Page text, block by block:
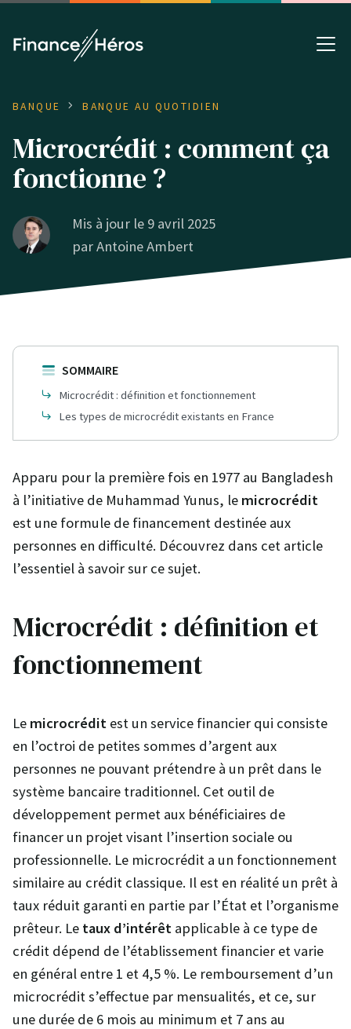
BANQUE BANQUE AU QUOTIDIEN
Microcrédit : comment ça
fonctionne ?
Mis à jour le 9 avril 2025
parAntoine Ambert
SOMMAIRE
Microcrédit : définition et fonctionnement
Les types de microcrédit existants en France
Apparu pour la première fois en 1977 au Bangladesh
à l’initiative de Muhammad Yunus, le microcrédit
est une formule de financement destinée aux
personnes en difficulté. Découvrez dans cet article
l’essentiel à savoir sur ce sujet.
Microcrédit : définition et
fonctionnement
Le microcrédit est un service financier qui consiste
en l’octroi de petites sommes d’argent aux
personnes ne pouvant prétendre à un prêt dans le
système bancaire traditionnel. Cet outil de
développement permet aux bénéficiaires de
financer un projet visant l’insertion sociale ou
professionnelle. Le microcrédit a un fonctionnement
similaire au crédit classique. Il est en réalité un prêt à
taux réduit garanti en partie par l’État et l’organisme
prêteur. Le taux d’intérêt applicable à ce type de
crédit dépend de l’établissement financier et varie
en général entre 1 et 4,5 %. Le remboursement d’un
microcrédit s’effectue par mensualités, et ce, sur
une durée de 6 mois au minimum et 7 ans au